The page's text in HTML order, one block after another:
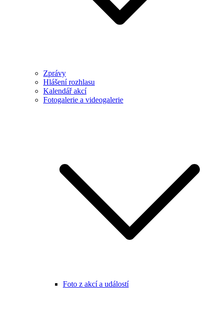
Zprávy
Hlášení rozhlasu
Kalendář akcí
Fotogalerie a videogalerie
Foto z akcí a událostí